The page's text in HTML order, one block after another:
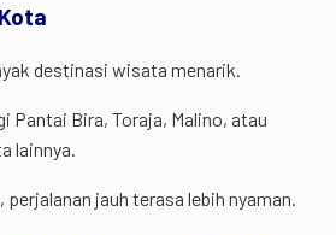
destinasi wisata menarik.
Pantai Bira, Toraja, Malino, atau
lainnya.
perjalanan jauh terasa lebih nyaman.